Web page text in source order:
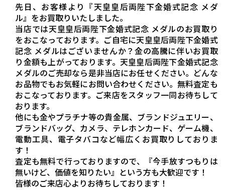
先日、お客様より『天皇皇后両陛下金婚式記念 メダ
ル』をお買取りいたしました。
当店では天皇皇后両陛下金婚式記念 メダルのお買取り
をおこなっております。ご自宅に天皇皇后両陛下金婚式
記念 メダルはございませんか？金の高騰に伴いお買取
り金額も上がっております。天皇皇后両陛下金婚式記念
メダルのご売却なら是非当店にお任せください。どんな
お品物でもお気軽にお問い合わせください。無料査定も
おこなっております。ご来店をスタッフ一同お待ちして
おります。
他にも金やプラチナ等の貴金属、ブランドジュエリー、
ブランドバッグ、カメラ、テレホンカード、ゲーム機、
電動工具、電子タバコなど幅広くお買取りしておりま
す！
査定も無料で行っておりますので、『今手放すつもりは
無いけど、価値を知りたい』という方も大歓迎です！
皆様のご来店心よりお待ちしております！